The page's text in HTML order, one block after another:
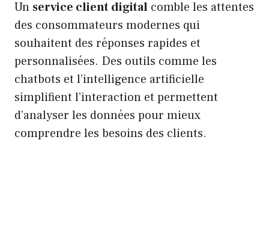
Un service client digital comble les attentes
des consommateurs modernes qui
souhaitent des réponses rapides et
personnalisées. Des outils comme les
chatbots et l’intelligence artificielle
simplifient l’interaction et permettent
d’analyser les données pour mieux
comprendre les besoins des clients.